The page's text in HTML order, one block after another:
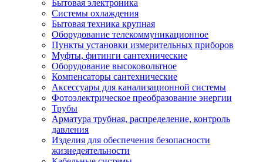
Бытовая электроника
Системы охлаждения
Бытовая техника крупная
Оборудование телекоммуникационное
Пункты установки измерительных приборов
Муфты, фитинги сантехнические
Оборудование высоковольтное
Компенсаторы сантехнические
Аксессуары для канализационной системы
Фотоэлектрическое преобразование энергии
Трубы
Арматура трубная, распределение, контроль
давления
Изделия для обеспечения безопасности
жизнедеятельности